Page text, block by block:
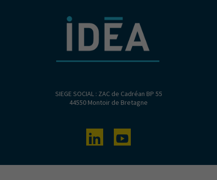
SIEGE SOCIAL : ZAC de Cadréan BP 55
44550 Montoir de Bretagne